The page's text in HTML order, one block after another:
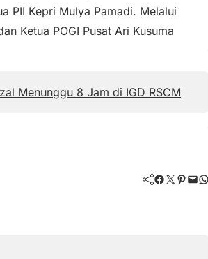
PII Kepri Mulya Pamadi. Melalui
Ketua POGI Pusat Ari Kusuma
Menunggu 8 Jam di IGD RSCM
Facebook Twitter Pinterest Mail WhatsApp